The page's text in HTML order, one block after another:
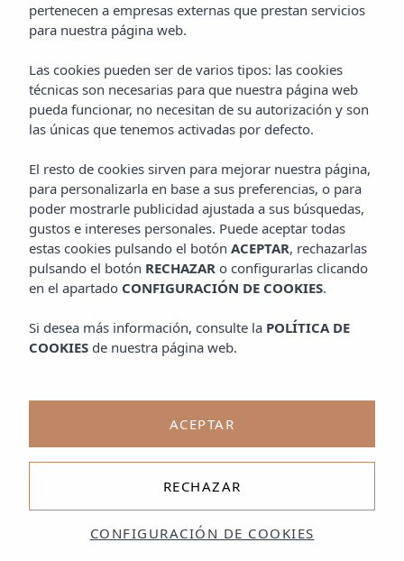
pertenecen a empresas externas que prestan servicios
para nuestra página web.
Las cookies pueden ser de varios tipos: las cookies
técnicas son necesarias para que nuestra página web
pueda funcionar, no necesitan de su autorización y son
las únicas que tenemos activadas por defecto.
El resto de cookies sirven para mejorar nuestra página,
para personalizarla en base a sus preferencias, o para
poder mostrarle publicidad ajustada a sus búsquedas,
gustos e intereses personales. Puede aceptar todas
estas cookies pulsando el botón ACEPTAR, rechazarlas
pulsando el botón RECHAZAR o configurarlas clicando
en el apartado CONFIGURACIÓN DE COOKIES.
Si desea más información, consulte la POLÍTICA DE
COOKIES de nuestra página web.
CONFIGURACIÓN DE COOKIES
RECHAZAR
ACEPTAR